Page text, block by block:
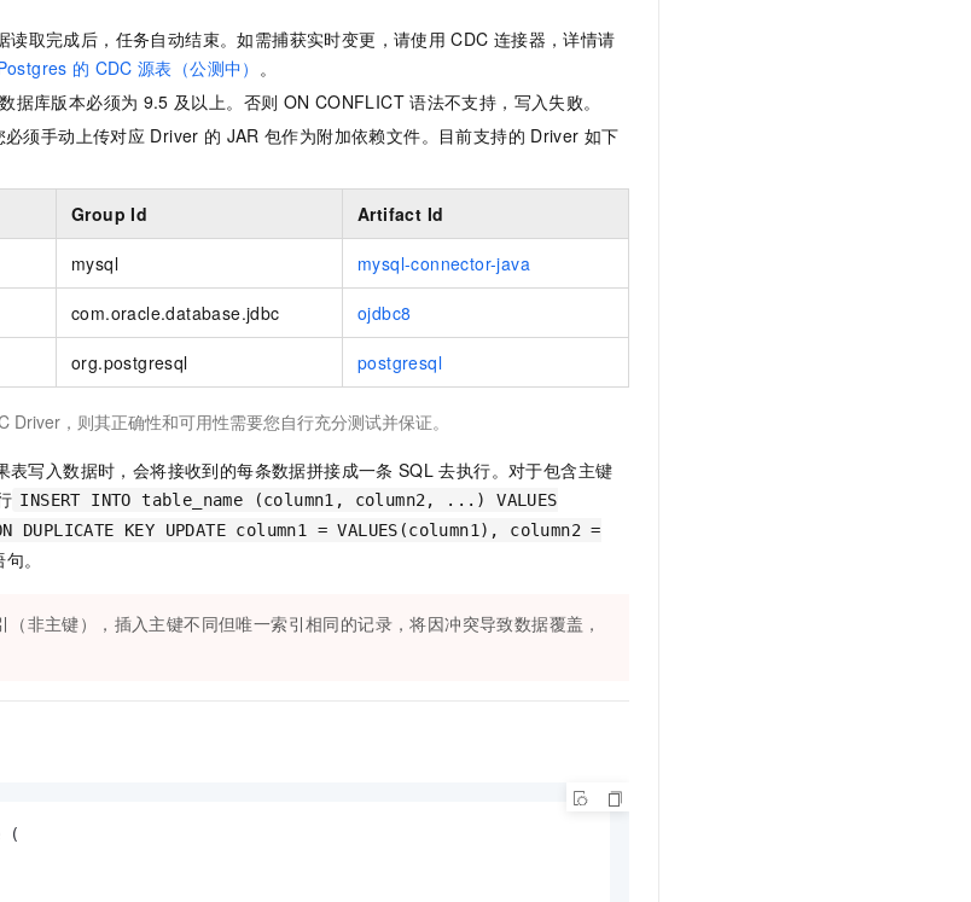
读取完成后，任务自动结束。如需捕获实时变更，请使用 CDC 连接器，详情请
的 CDC 源表（公测中） 。
据库版本必须为 9.5 及以上。否则 ON CONFLICT 语法不支持，写入失败。
须手动上传对应 Driver 的 JAR 包作为附加依赖文件。目前支持的 Driver 如下
Group Id Artifact Id
mysql mysql-connector-java
com.oracle.database.jdbc ojdbc8
org.postgresql postgresql
Driver，则其正确性和可用性需要您自行充分测试并保证。
表写入数据时，会将接收到的每条数据拼接成一条 SQL 去执行。对于包含主键
INSERT INTO table_name (column1, column2, ...) VALUES
KEY UPDATE column1 = VALUES(column1), column2 =
。
（非主键），插入主键不同但唯一索引相同的记录，将因冲突导致数据覆盖，
(
多种方案随心选，轻松解锁专属 DeepSeek 通过自然语言交互简化开发流程,全栈开发支持